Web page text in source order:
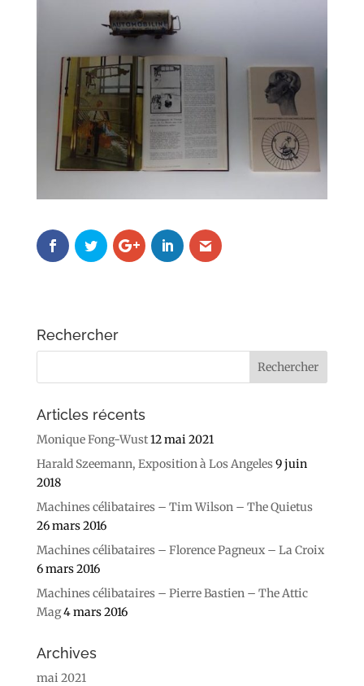
Rechercher
Articles récents
Monique Fong-Wust12 mai 2021
Harald Szeemann, Exposition à Los Angeles9 juin
2018
Machines célibataires – Tim Wilson – The Quietus
26 mars 2016
Machines célibataires – Florence Pagneux – La Croix
6 mars 2016
Machines célibataires – Pierre Bastien – The Attic
Mag4 mars 2016
Archives
mai 2021